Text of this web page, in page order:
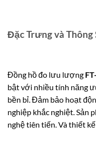
Đặc Trưng và Thông
Đồng hồ đo lưu lượng
bật với nhiều tính năng
bền bỉ. Đảm bảo hoạt
nghiệp khắc nghiệt. Sản
nghệ tiên tiến. Và thiết